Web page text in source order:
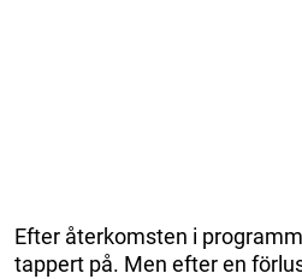
Efter återkomsten i
tappert på. Men efter en